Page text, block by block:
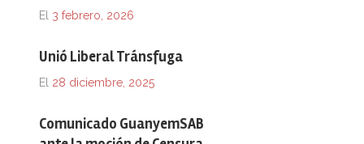
El 3 febrero, 2026
Unió Liberal Tránsfuga
El 28 diciembre, 2025
Comunicado GuanyemSAB